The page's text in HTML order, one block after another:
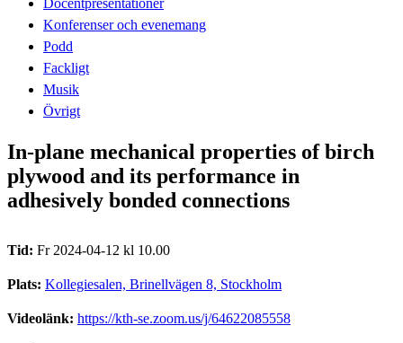
Konferenser och evenemang
Podd
Fackligt
Musik
Övrigt
In-plane mechanical properties of birch
plywood and its performance in
adhesively bonded connections
Tid: Fr 2024-04-12 kl 10.00
Plats: Kollegiesalen, Brinellvägen 8, Stockholm
Videolänk: https://kth-se.zoom.us/j/64622085558